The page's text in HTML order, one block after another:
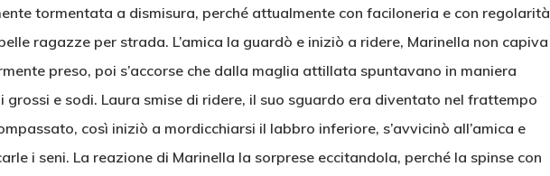
tormentata a dismisura, perché attualmente con faciloneria e con regolarità
ragazze per strada. L’amica la guardò e iniziò a ridere, Marinella non capiva
preso, poi s’accorse che dalla maglia attillata spuntavano in maniera
grossi e sodi. Laura smise di ridere, il suo sguardo era diventato nel frattempo
così iniziò a mordicchiarsi il labbro inferiore, s’avvicinò all’amica e
i seni. La reazione di Marinella la sorprese eccitandola, perché la spinse con